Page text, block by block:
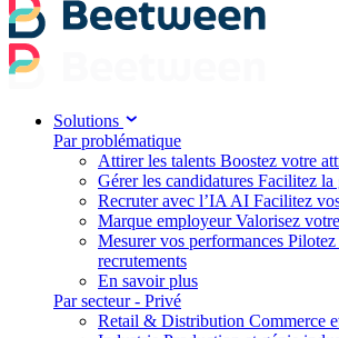
Solutions
Par problématique
Attirer les talents Boostez votre
Gérer les candidatures Facilitez la
Recruter avec l’IA AI Facilitez
Marque employeur Valorisez
Mesurer vos performances Pilotez
recrutements
En savoir plus
Par secteur - Privé
Retail & Distribution Commerce